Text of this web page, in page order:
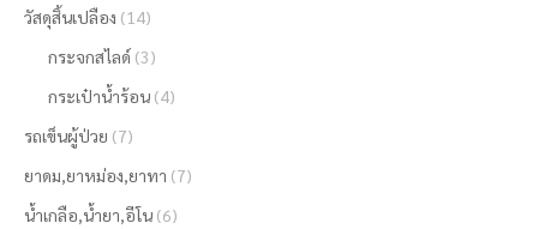
วัสดุสิ้นเปลือง (14)
กระจกสไลด์ (3)
กระเป๋าน้ำร้อน (4)
รถเข็นผู้ป่วย (7)
ยาดม,ยาหม่อง,ยาทา (7)
น้ำเกลือ,น้ำยา,อีโน (6)